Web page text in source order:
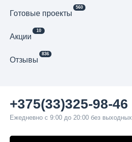
Готовые проекты
560
Акции
10
Отзывы
836
+375(33)325-98-46
Ежедневно с 9:00 до 20:00 без выходных